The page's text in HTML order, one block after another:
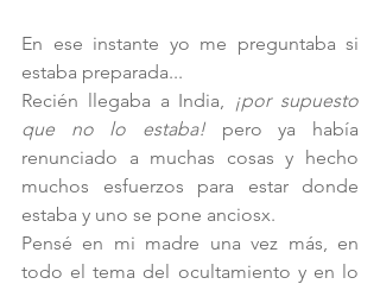
En ese instante yo me preguntaba si
estaba preparada...
Recién llegaba a India,
¡por supuesto
que no lo estaba! pero ya había
renunciado a muchas cosas y hecho
muchos esfuerzos para estar donde
estaba y uno se pone anciosx.
Pensé en mi madre una vez más, en
todo el tema del ocultamiento y en lo